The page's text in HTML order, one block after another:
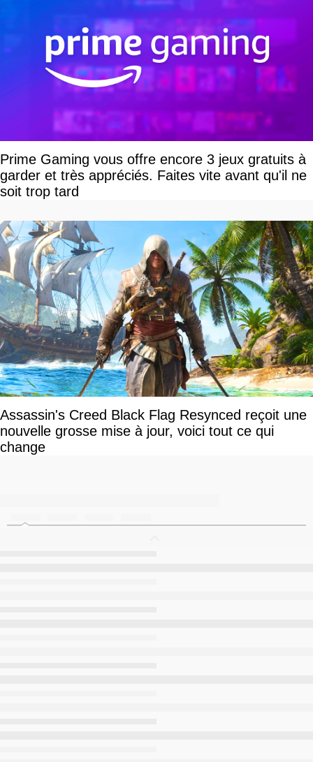
Prime Gaming vous offre encore 3 jeux gratuits à
garder et très appréciés. Faites vite avant qu'il ne
soit trop tard
Assassin's Creed Black Flag Resynced reçoit une
nouvelle grosse mise à jour, voici tout ce qui
change